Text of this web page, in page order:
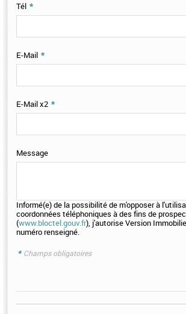
Tél *
E-Mail *
E-Mail x2 *
Message
Informé(e) de la possibilité de m'opposer à
coordonnées téléphoniques à des fins de
(www.bloctel.gouv.fr), j'autorise Version
numéro renseigné.
* Champs obligatoires